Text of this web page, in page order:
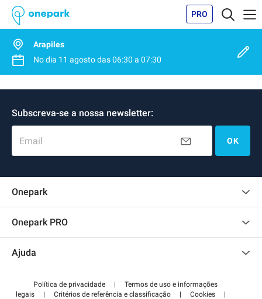
PRO
Arapiles
No dia 11 agostodas06:30 a 07:30
Subscreva-se a nossa newsletter:
Email OK
Onepark
Onepark PRO
Torne-se um membro
Ajuda
Centro de apoio
Política de privacidade |
Termos de uso e informações
legais
| Critérios de referência e classificação | Cookies
|